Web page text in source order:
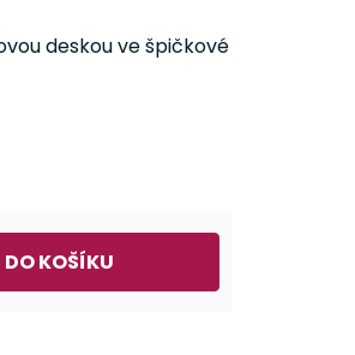
deskou ve špičkové
DO KOŠÍKU